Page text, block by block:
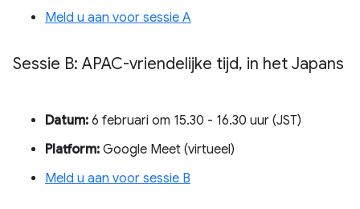
Meld u aan voor sessie A
Sessie B: APAC-vriendelijke tijd, in het Japans
Datum: 6 februari om 15.30 - 16.30 uur (JST)
Platform: Google Meet (virtueel)
Meld u aan voor sessie B